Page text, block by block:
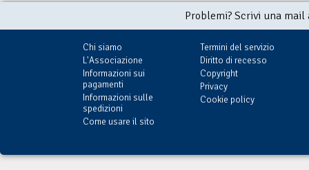
Problemi? Scrivi una
Chi siamo
L'Associazione
Informazioni sui
pagamenti
Informazioni sulle
spedizioni
Come usare il sito
Termini del servizio
Diritto di recesso
Copyright
Privacy
Cookie policy